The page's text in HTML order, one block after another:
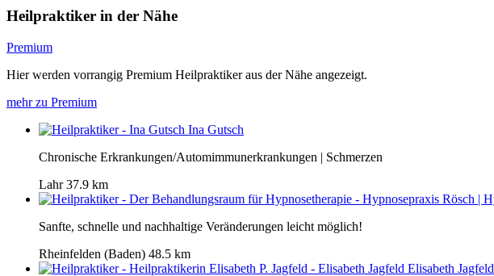
Heilpraktiker in der Nähe
Premium
Hier werden vorrangig Premium Heilpraktiker aus der Nähe angezeigt.
mehr zu Premium
Ina Gutsch
Chronische Erkrankungen/Automimmunerkrankungen | Schmerzen
Lahr 37.9 km
Sanfte, schnelle und nachhaltige Veränderungen leicht möglich!
Rheinfelden (Baden) 48.5 km
Elisabeth Jagfeld